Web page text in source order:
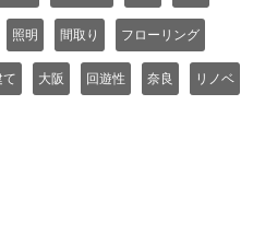
照明 間取り フローリング
て 大阪 回遊性 奈良 リノベ